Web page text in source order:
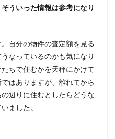
ういった情報は参考になり
自分の物件の査定額を見る
なっているのかも気になり
ちで住むかを天秤にかけて
はありますが、離れてから
辺りに住むとしたらどうな
ました。